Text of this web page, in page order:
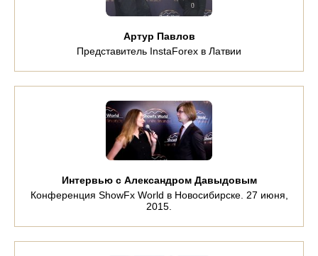
Артур Павлов
Представитель InstaForex в Латвии
Интервью с Александром Давыдовым
Конференция ShowFx World в Новосибирске. 27 июня,
2015.